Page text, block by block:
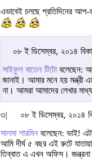
এভাবেই চলছে প্রতিদিনের
০৮ ই ডিসেম্বর, ২০১৪
সাইফুল বাতেন টিটোবলেছেন:
জানাই। আমার মনে হয় মন্ত্রী
না। আমরা আমাদের লেখার
৩|
০৮ ই ডিসেম্বর, ২০১৪
সালমা শারমিন বলেছেন: ভাই!
আমি দীর্ঘ ৫ বছর এই রুটে
তিব্বাত এ এখন অফিস। জন্ত্রনা